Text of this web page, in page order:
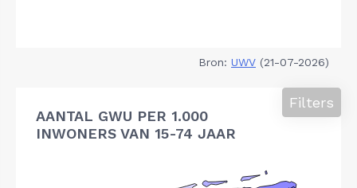
Bron: UWV (21-07-2026)
AANTAL GWU PER 1.000
INWONERS VAN 15-74 JAAR
Filters